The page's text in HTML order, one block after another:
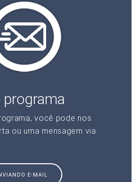
programa
você pode nos
ou uma mensagem via
E-MAIL